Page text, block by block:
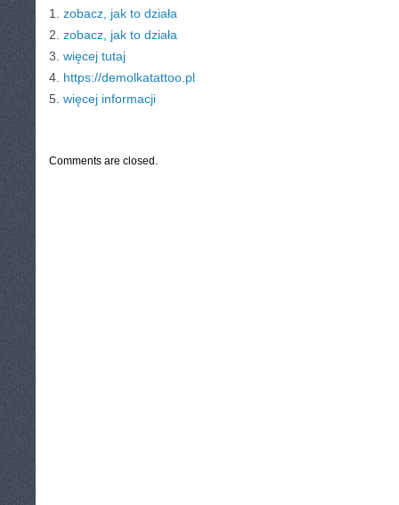
1. zobacz, jak to działa
2. zobacz, jak to działa
3. więcej tutaj
4. https://demolkatattoo.pl
5. więcej informacji
Comments are closed.